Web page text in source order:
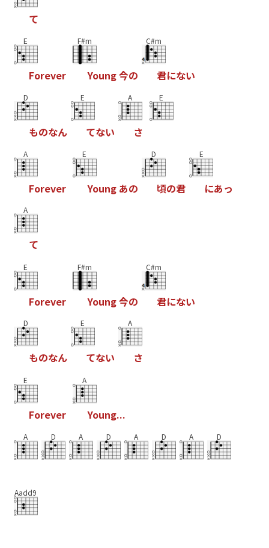
て
E
Forever
F#m
Young今の
C#m
君にない
D
ものなん
E
てない
A
さ
E
A
Forever
E
Young あの
D
頃の君
E
にあっ
A
て
E
Forever
F#m
Young今の
C#m
君にない
D
ものなん
E
てない
A
さ
E
Forever
A
Young...
A D A D A D A D
Aadd9